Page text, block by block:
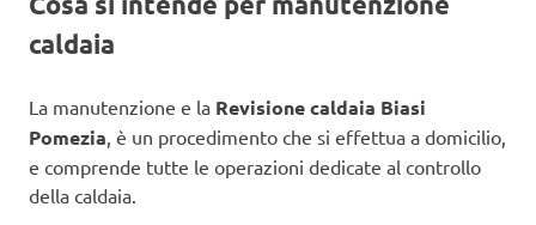
caldaia
La manutenzione e la Revisione caldaia Biasi
Pomezia, è un procedimento che si effettua a domicilio,
e comprende tutte le operazioni dedicate al controllo
della caldaia.